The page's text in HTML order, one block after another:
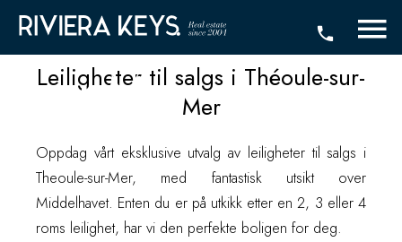
salgs i Théoule-
sur-Mer
Leiligheter til salgs i Théoule-sur-
Mer
Oppdag vårt eksklusive utvalg av leiligheter til salgs i
Theoule-sur-Mer, med fantastisk utsikt over
Middelhavet. Enten du er på utkikk etter en 2, 3 eller 4
roms leilighet, har vi den perfekte boligen for deg.